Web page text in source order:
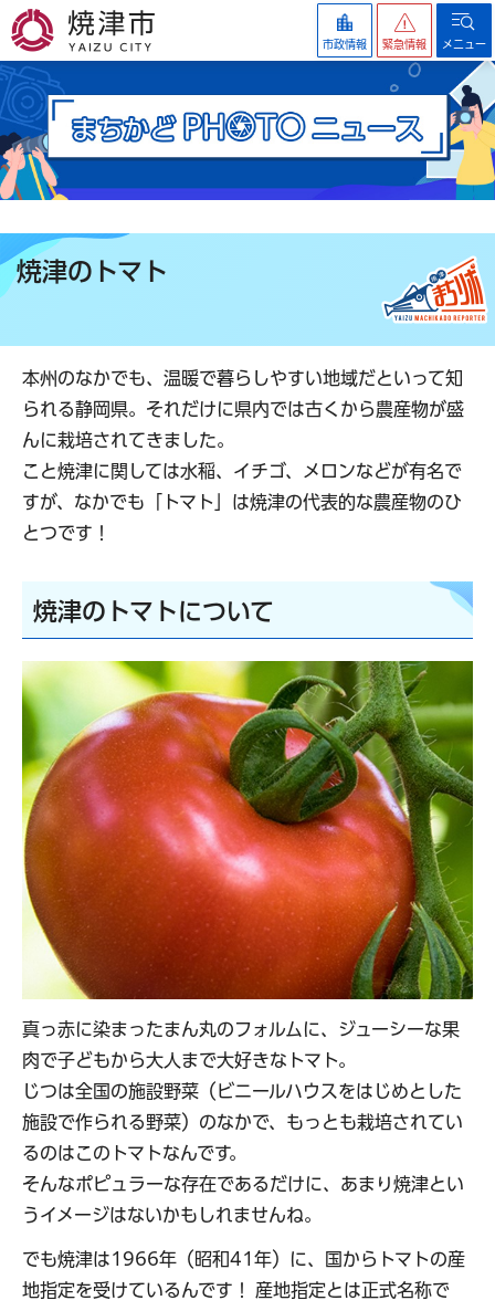
焼津市
市政情報 緊急情報 メニュー
焼津のトマト
本州のなかでも、温暖で暮らしやすい地域だといって知
られる静岡県。それだけに県内では古くから農産物が盛
んに栽培されてきました。
こと焼津に関しては水稲、イチゴ、メロンなどが有名で
すが、なかでも「トマト」は焼津の代表的な農産物のひ
とつです！
焼津のトマトについて
真っ赤に染まったまん丸のフォルムに、ジューシーな果
肉で子どもから大人まで大好きなトマト。
じつは全国の施設野菜（ビニールハウスをはじめとした
施設で作られる野菜）のなかで、もっとも栽培されてい
るのはこのトマトなんです。
そんなポピュラーな存在であるだけに、あまり焼津とい
うイメージはないかもしれませんね。
でも焼津は1966年（昭和41年）に、国からトマトの産
地指定を受けているんです！ 産地指定とは正式名称で